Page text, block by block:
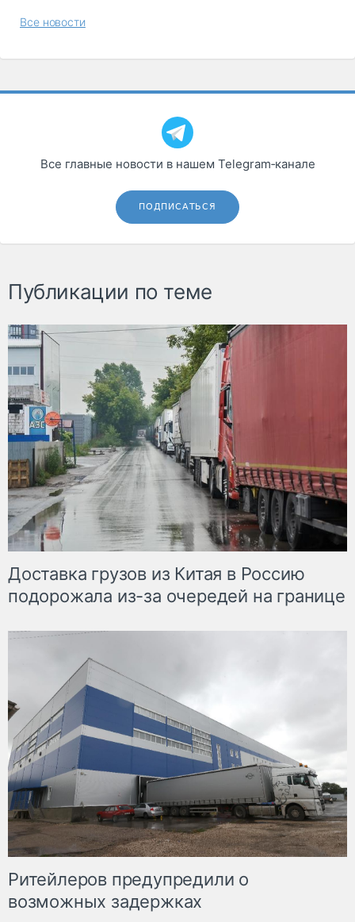
Все новости
Все главные новости в нашем Telegram‑канале
ПОДПИСАТЬСЯ
Публикации по теме
Доставка грузов из Китая в Россию
подорожала из-за очередей на границе
Ритейлеров предупредили о
возможных задержках